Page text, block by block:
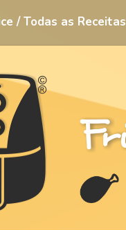
/ Todas as Receitas